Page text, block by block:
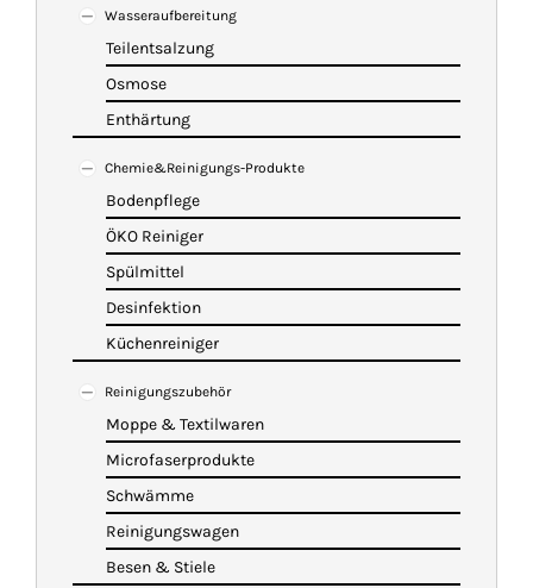
Wasseraufbereitung
Teilentsalzung
Osmose
Enthärtung
Chemie&Reinigungs-Produkte
Bodenpflege
ÖKO Reiniger
Spülmittel
Desinfektion
Küchenreiniger
Reinigungszubehör
Moppe & Textilwaren
Microfaserprodukte
Schwämme
Reinigungswagen
Besen & Stiele